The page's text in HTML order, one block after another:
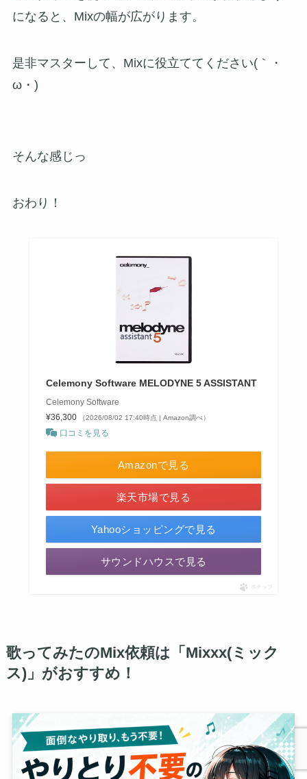
になると、Mixの幅が広がります。
是非マスターして、Mixに役立ててください(｀・
ω・)ゞ
そんな感じっ
おわり！
Celemony Software MELODYNE 5 ASSISTANT
Celemony Software
¥36,300
（2026/08/02 17:40時点 | Amazon調べ）
口コミを見る
Amazonで見る
楽天市場で見る
Yahooショッピングで見る
サウンドハウスで見る
ポチップ
歌ってみたのMix依頼は「Mixxx(ミック
ス)」がおすすめ！